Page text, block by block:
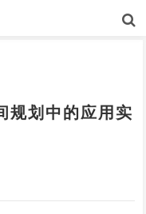
规划中的应用实